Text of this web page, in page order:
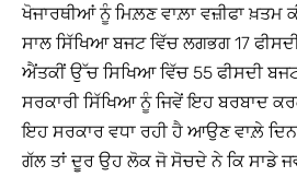
ਖੋਜਾਰਥੀਆਂ ਨੂੰ ਮਿਲ਼ਣ ਵਾਲ਼ਾ ਵਜ਼ੀਫਾ ਖ਼ਤਮ
ਸਾਲ ਸਿੱਖਿਆ ਬਜਟ ਵਿੱਚ ਲਗਭਗ 17
ਐਂਤਕੀਂ ਉੱਚ ਸਿਖਿਆ ਵਿੱਚ 55 ਫੀਸਦੀ
ਸਰਕਾਰੀ ਸਿੱਖਿਆ ਨੂੰ ਜਿਵੇਂ ਇਹ ਬਰਬਾਦ
ਇਹ ਸਰਕਾਰ ਵਧਾ ਰਹੀ ਹੈ ਆਉਣ ਵਾਲ਼ੇ
ਗੱਲ ਤਾਂ ਦੂਰ ਉਹ ਲੋਕ ਜੋ ਸੋਚਦੇ ਨੇ ਕਿ ਸਾਡੇ